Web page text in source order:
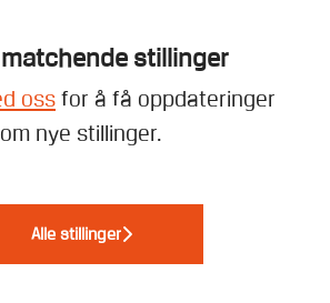
stillinger
oss for å få oppdateringer
om nye stillinger.
Alle stillinger